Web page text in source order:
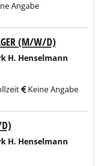
Angabe
(M/W/D)
H. Henselmann
Keine Angabe
H. Henselmann